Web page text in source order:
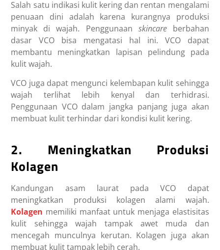
Salah satu indikasi kulit kering dan rentan mengalami
penuaan dini adalah karena kurangnya produksi
minyak di wajah. Penggunaan skincareberbahan
dasar VCO bisa mengatasi hal ini. VCO dapat
membantu meningkatkan lapisan pelindung pada
kulit wajah.
VCO juga dapat mengunci kelembapan kulit sehingga
wajah terlihat lebih kenyal dan terhidrasi.
Penggunaan VCO dalam jangka panjang juga akan
membuat kulit terhindar dari kondisi kulit kering.
2. Meningkatkan Produksi
Kolagen
Kandungan asam laurat pada VCO dapat
meningkatkan produksi kolagen alami wajah.
Kolagen memiliki manfaat untuk menjaga elastisitas
kulit sehingga wajah tampak awet muda dan
mencegah munculnya kerutan. Kolagen juga akan
membuat kulit tampak lebih cerah.